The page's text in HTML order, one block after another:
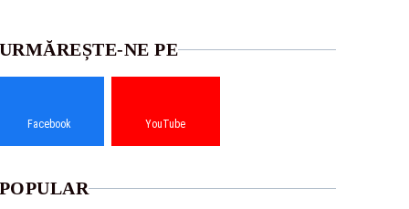
NE PE
Facebook YouTube